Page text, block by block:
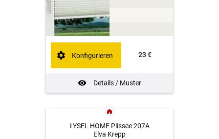
23 €
Details / Muster
Konfigurieren
LYSEL HOME Plissee 207A
Elva Krepp